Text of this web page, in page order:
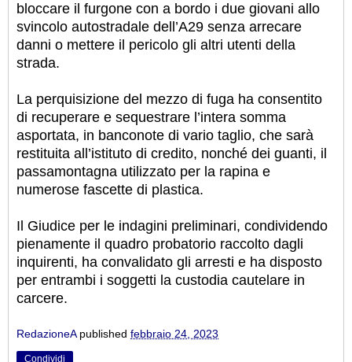
bloccare il furgone con a bordo i due giovani allo
svincolo autostradale dell’A29 senza arrecare
danni o mettere il pericolo gli altri utenti della
strada.
La perquisizione del mezzo di fuga ha consentito
di recuperare e sequestrare l’intera somma
asportata, in banconote di vario taglio, che sarà
restituita all’istituto di credito, nonché dei guanti, il
passamontagna utilizzato per la rapina e
numerose fascette di plastica.
Il Giudice per le indagini preliminari, condividendo
pienamente il quadro probatorio raccolto dagli
inquirenti, ha convalidato gli arresti e ha disposto
per entrambi i soggetti la custodia cautelare in
carcere.
RedazioneA published febbraio 24, 2023
Condividi